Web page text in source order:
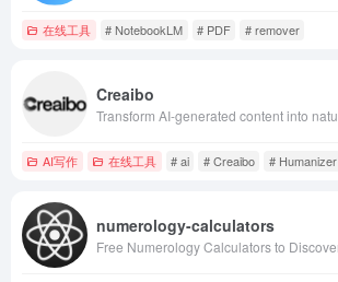
在线工具 # NotebookLM # PDF # remover
Creaibo
AI写作 在线工具 # ai # Creaibo # Humanizer
numerology-calculators